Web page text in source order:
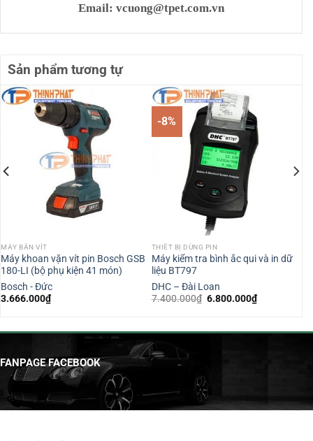
Email: vcuong@tpet.com.vn
Sản phẩm tương tự
MÁY BẮN VÍT
Máy khoan vặn vít pin Bosch GSB
180-LI (bộ phụ kiện 41 món)
Bosch - Đức
3.666.000₫
-8%
THIẾT BỊ DÙNG PIN
Máy kiểm tra bình ắc qui và in dữ
liệu BT797
DHC – Đài Loan
7.400.000₫ Giá
6.800.000₫Giá
hiện
6.800.000₫.
FANPAGE FACEBOOK